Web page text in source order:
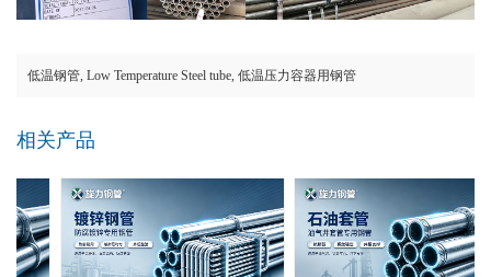
低温钢管 Low Temperature Steel tube 低温压力容器用钢管
相关产品